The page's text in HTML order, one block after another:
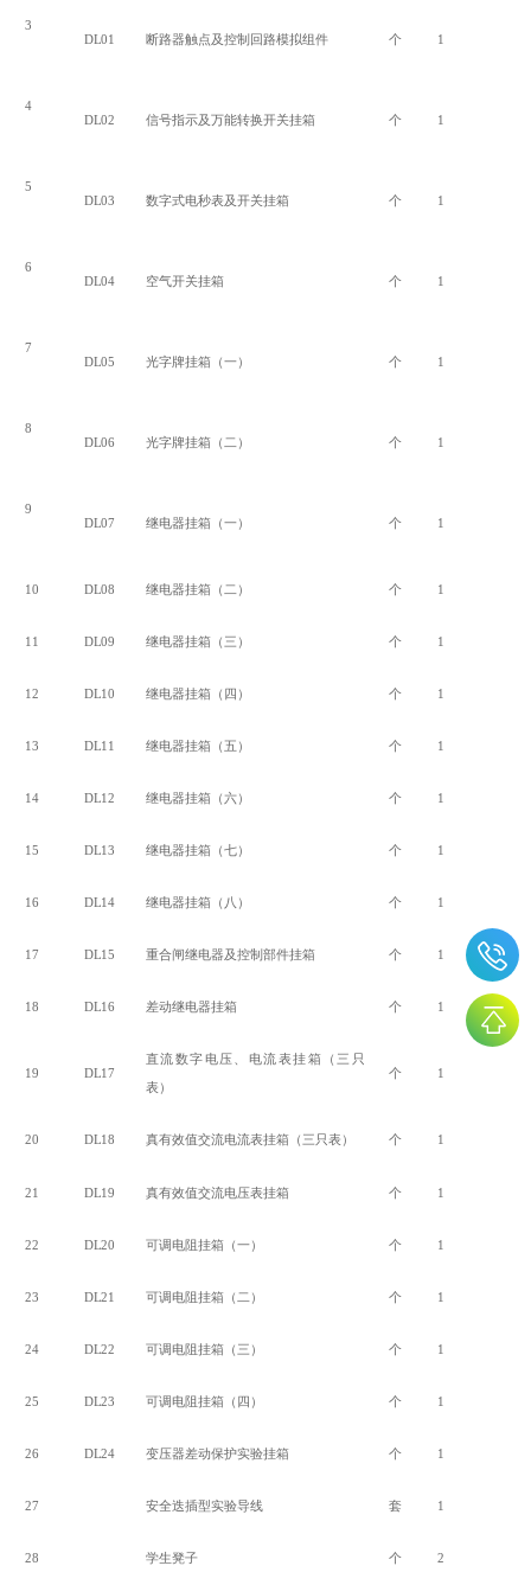
3
DL01 断路器触点及控制回路模拟组件 个 1
4
DL02
信号指示及万能转换开关挂箱 个 1
5
DL03 数字式电秒表及开关挂箱 个 1
6
DL04
空气开关挂箱 个 1
7
DL05
光字牌挂箱（一） 个 1
8
DL06
光字牌挂箱（二） 个 1
9
DL07 继电器挂箱（一） 个 1
10 DL08 继电器挂箱（二） 个 1
11 DL09 继电器挂箱（三） 个 1
12 DL10 继电器挂箱（四） 个 1
13 DL11 继电器挂箱（五） 个 1
14 DL12 继电器挂箱（六） 个 1
15 DL13 继电器挂箱（七） 个 1
16 DL14 继电器挂箱（八） 个 1
17 DL15 重合闸继电器及控制部件挂箱 个 1
18 DL16 差动继电器挂箱 个 1
19 DL17
直流数字电压、电流表挂箱（三只
表）
个 1
20 DL18 真有效值交流电流表挂箱（三只表） 个 1
21 DL19 真有效值交流电压表挂箱 个 1
22 DL20 可调电阻挂箱（一） 个 1
23 DL21 可调电阻挂箱（二） 个 1
24 DL22 可调电阻挂箱（三） 个 1
25 DL23 可调电阻挂箱（四） 个 1
26 DL24 变压器差动保护实验挂箱 个 1
27 安全迭插型实验导线 套 1
28 学生凳子 个 2